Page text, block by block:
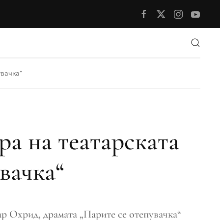
на театарската
Охрид, драмата „Парите се отепувачка“